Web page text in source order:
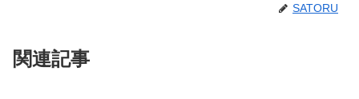
SATORU
関連記事